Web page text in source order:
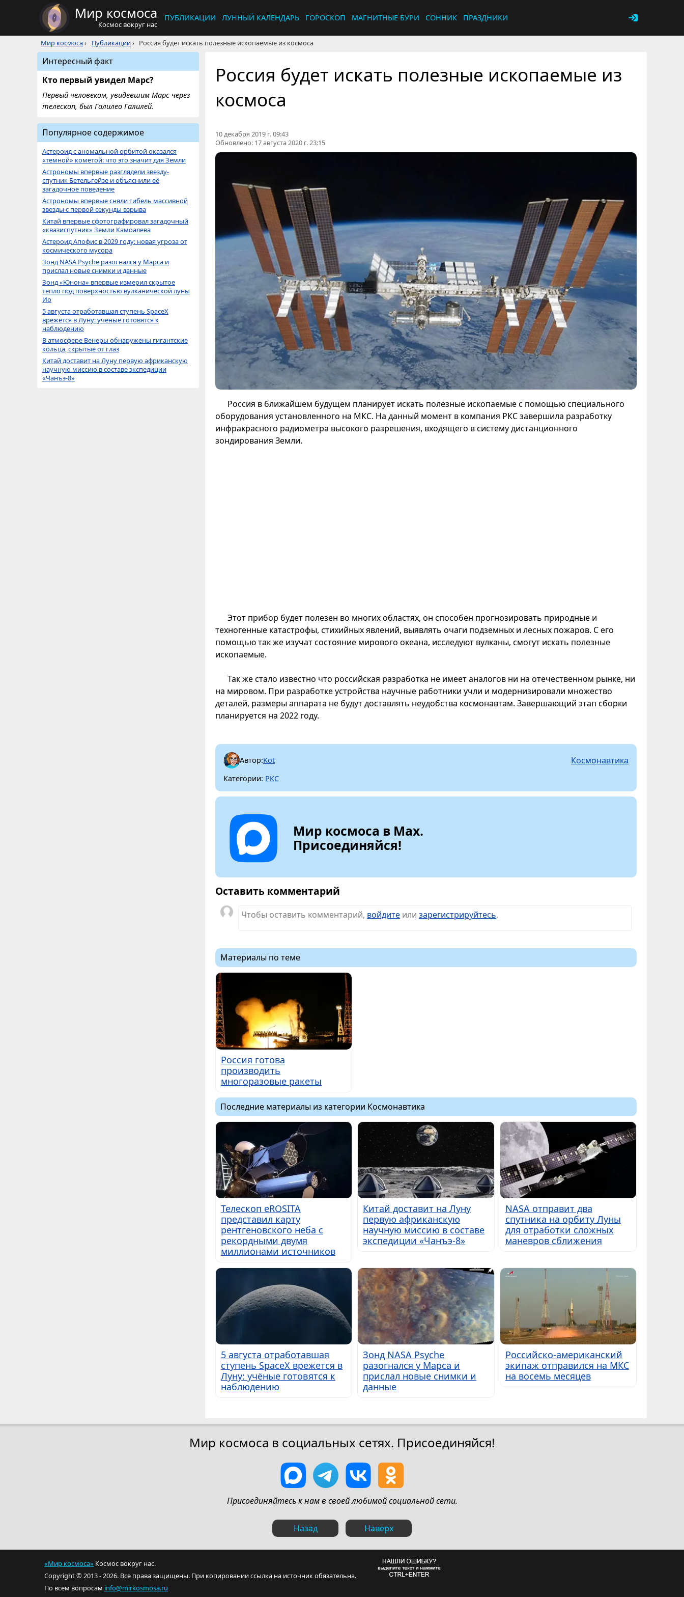
Мир космоса
Космос вокруг нас
ПУБЛИКАЦИИ ЛУННЫЙ КАЛЕНДАРЬ ГОРОСКОП МАГНИТНЫЕ БУРИ СОННИК ПРАЗДНИКИ
Мир космоса› Публикации› Россия будет искать полезные ископаемые из космоса
Россия будет искать полезные ископаемые из
космоса
10 декабря 2019 г. 09:43
Обновлено: 17 августа 2020 г. 23:15
Россия в ближайшем будущем планирует искать полезные ископаемые с помощью специального
оборудования установленного на МКС. На данный момент в компания РКС завершила разработку
инфракрасного радиометра высокого разрешения, входящего в систему дистанционного
зондирования Земли.
Этот прибор будет полезен во многих областях, он способен прогнозировать природные и
техногенные катастрофы, стихийных явлений, выявлять очаги подземных и лесных пожаров. С его
помощью так же изучат состояние мирового океана, исследуют вулканы, смогут искать полезные
ископаемые.
Так же стало известно что российская разработка не имеет аналогов ни на отечественном рынке, ни
на мировом. При разработке устройства научные работники учли и модернизировали множество
деталей, размеры аппарата не будут доставлять неудобства космонавтам. Завершающий этап сборки
планируется на 2022 году.
Автор:Kot Космонавтика
Категории: РКС
Мир космоса в Max.
Присоединяйся!
Оставить комментарий
Чтобы оставить комментарий, войдите или зарегистрируйтесь.
Материалы по теме
Россия готова
производить
многоразовые ракеты
Последние материалы из категории Космонавтика
Телескоп eROSITA
представил карту
рентгеновского неба с
рекордными двумя
миллионами источников
Китай доставит на Луну
первую африканскую
научную миссию в составе
экспедиции «Чанъэ-8»
NASA отправит два
спутника на орбиту Луны
для отработки сложных
маневров сближения
5 августа отработавшая
ступень SpaceX врежется в
Луну: учёные готовятся к
наблюдению
Зонд NASA Psyche
разогнался у Марса и
прислал новые снимки и
данные
Российско-американский
экипаж отправился на МКС
на восемь месяцев
Интересный факт
Кто первый увидел Марс?
Первый человеком, увидевшим Марс через
телескоп, был Галилео Галилей.
Популярное содержимое
Астероид с аномальной орбитой оказался
«темной» кометой: что это значит для Земли
Астрономы впервые разглядели звезду-
спутник Бетельгейзе и объяснили её
загадочное поведение
Астрономы впервые сняли гибель массивной
звезды с первой секунды взрыва
Китай впервые сфотографировал загадочный
«квазиспутник» Земли Камоалева
Астероид Апофис в 2029 году: новая угроза от
космического мусора
Зонд NASA Psyche разогнался у Марса и
прислал новые снимки и данные
Зонд «Юнона» впервые измерил скрытое
тепло под поверхностью вулканической луны
Ио
5 августа отработавшая ступень SpaceX
врежется в Луну: учёные готовятся к
наблюдению
В атмосфере Венеры обнаружены гигантские
кольца, скрытые от глаз
Китай доставит на Луну первую африканскую
научную миссию в составе экспедиции
«Чанъэ-8»
Мир космоса в социальных сетях. Присоединяйся!
Присоединяйтесь к нам в своей любимой социальной сети.
Назад Наверх
«Мир космоса» Космос вокруг нас.
Copyright © 2013 - 2026. Все права защищены. При копировании ссылка на источник обязательна.
По всем вопросам info@mirkosmosa.ru